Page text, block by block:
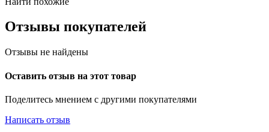
Отзывы покупателей
Отзывы не найдены
Оставить отзыв на этот товар
Поделитесь мнением с другими покупателями
Написать отзыв